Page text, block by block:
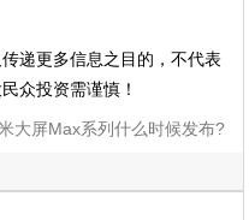
递更多信息之目的，不代表
众投资需谨慎！
大屏Max系列什么时候发布?